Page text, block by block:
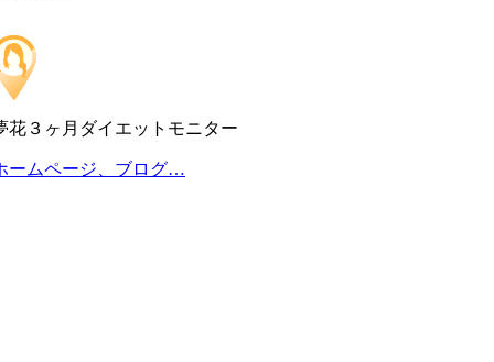
花３ヶ月ダイエットモニター
ームページ、ブログ…